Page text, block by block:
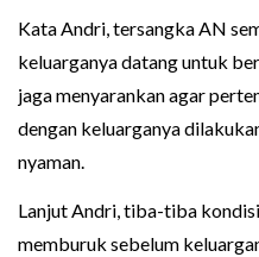
Kata Andri, tersangka AN
keluarganya datang untuk
jaga menyarankan agar
dengan keluarganya
nyaman.
Lanjut Andri, tiba-tiba
memburuk sebelum